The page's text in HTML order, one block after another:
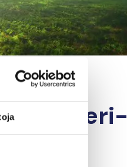
Itämeri-